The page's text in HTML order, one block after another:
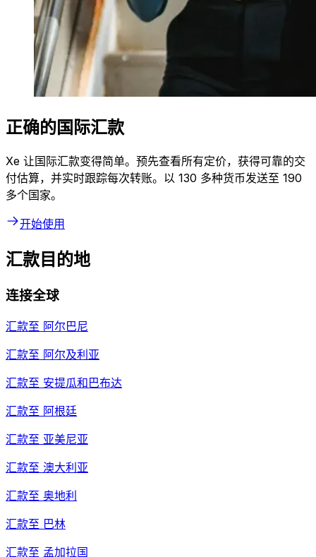
正确的国际汇款
Xe 让国际汇款变得简单。预先查看所有定价，获得可靠的交
付估算，并实时跟踪每次转账。以 130 多种货币发送至 190
多个国家。
开始使用
汇款目的地
连接全球
汇款至 阿尔巴尼
汇款至 阿尔及利亚
汇款至 安提瓜和巴布达
汇款至 阿根廷
汇款至 亚美尼亚
汇款至 澳大利亚
汇款至 奥地利
汇款至 巴林
汇款至 孟加拉国